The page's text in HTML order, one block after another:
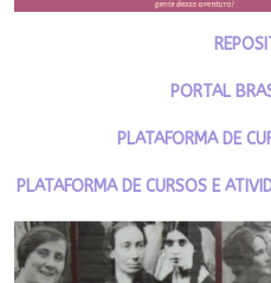
PORTAL
PLATAFORMA DE
PLATAFORMA DE CURSOS E